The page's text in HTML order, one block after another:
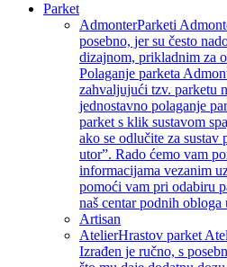
Parket
AdmonterParketi
posebno, jer su često
dizajnom, prikladnim za
Polaganje parketa
zahvaljujući tzv. parketu
jednostavno polaganje
parket s klik sustavom
ako se odlučite za sustav
utor”. Rado ćemo vam
informacijama vezanim
pomoći vam pri odabiru
naš centar podnih obloga
Artisan
AtelierHrastov parket
Izrađen je ručno, s